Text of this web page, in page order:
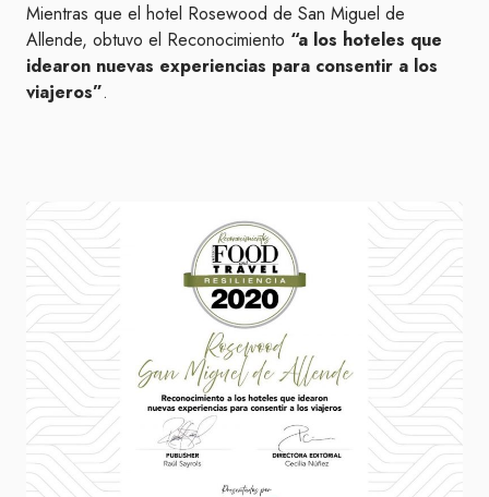
Mientras que el hotel Rosewood de San Miguel de
Allende, obtuvo el Reconocimiento “a los hoteles que
idearon nuevas experiencias para consentir a los
viajeros”.